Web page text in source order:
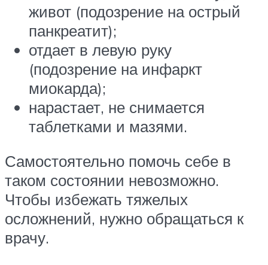
живот (подозрение на острый
панкреатит);
отдает в левую руку
(подозрение на инфаркт
миокарда);
нарастает, не снимается
таблетками и мазями.
Самостоятельно помочь себе в
таком состоянии невозможно.
Чтобы избежать тяжелых
осложнений, нужно обращаться к
врачу.